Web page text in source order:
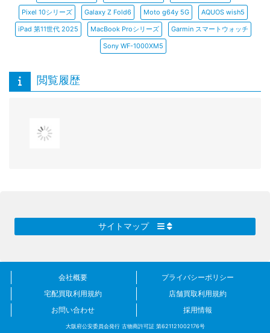
Pixel 10シリーズ
Galaxy Z Fold6 Moto g64y 5G
AQUOS wish5
iPad 第11世代 2025
MacBook Proシリーズ
Garmin スマートウォッチ
Sony WF-1000XM5
閲覧履歴
サイトマップ
会社概要
プライバシーポリシー
宅配買取利用規約
店舗買取利用規約
お問い合わせ
採用情報
大阪府公安委員会発行 古物商許可証 第621121002176号